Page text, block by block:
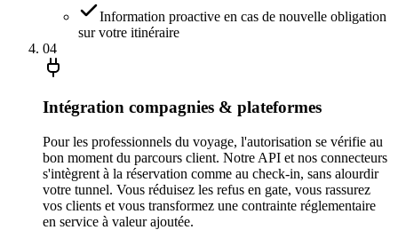
Information proactive en cas de nouvelle obligation
sur votre itinéraire
04
Intégration compagnies & plateformes
Pour les professionnels du voyage, l'autorisation se vérifie au
bon moment du parcours client. Notre API et nos connecteurs
s'intègrent à la réservation comme au check-in, sans alourdir
votre tunnel. Vous réduisez les refus en gate, vous rassurez
vos clients et vous transformez une contrainte réglementaire
en service à valeur ajoutée.